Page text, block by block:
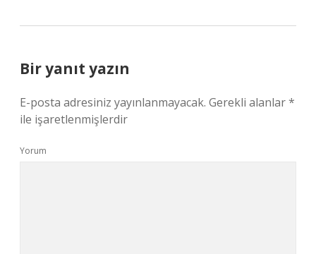
Bir yanıt yazın
E-posta adresiniz yayınlanmayacak. Gerekli alanlar*
ile işaretlenmişlerdir
Yorum